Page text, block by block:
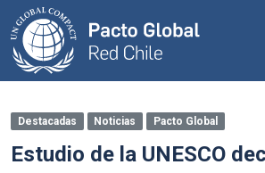
Destacadas Noticias Pacto Global
Estudio de la UNESCO